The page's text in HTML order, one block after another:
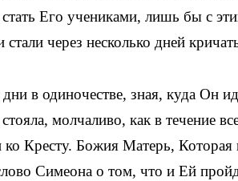
Его учениками, лишь бы с
стали через несколько дней
в одиночестве, зная, куда Он
молчаливо, как в течение
ко Кресту. Божия Матерь, Которая
Симеона о том, что и Ей